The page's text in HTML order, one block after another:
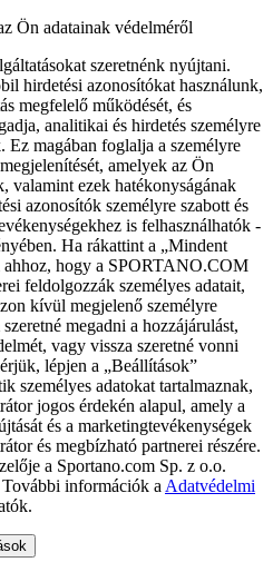
Ön adatainak védelméről
szeretnénk nyújtani.
hirdetési azonosítókat használunk,
megfelelő működését, és
analitikai és hirdetés személyre
Ez magában foglalja a személyre
amelyek az Ön
valamint ezek hatékonyságának
azonosítók személyre szabott és
is felhasználhatók -
Ha rákattint a „Mindent
ahhoz, hogy a SPORTANO.COM
feldolgozzák személyes adatait,
kívül megjelenő személyre
megadni a hozzájárulást,
vagy vissza szeretné vonni
lépjen a „Beállítások”
személyes adatokat tartalmaznak,
jogos érdekén alapul, amely a
és a marketingtevékenységek
és megbízható partnerei részére.
a Sportano.com Sp. z o.o.
További információk a Adatvédelmi